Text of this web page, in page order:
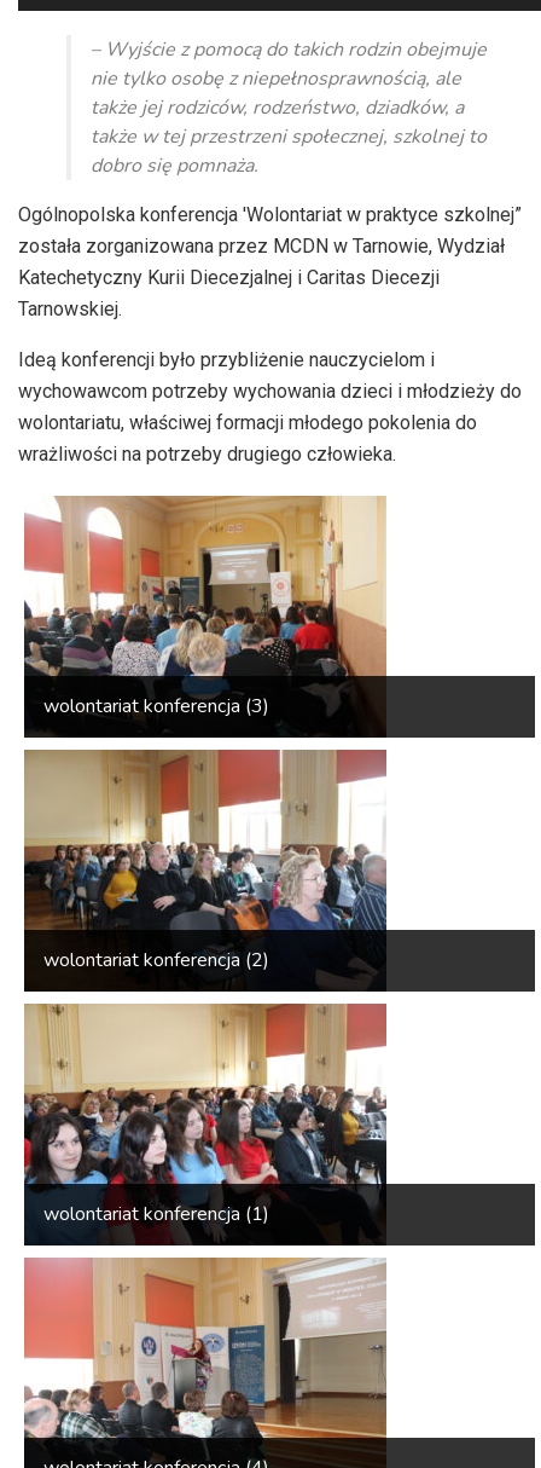
plików
dźwiękowych– Wyjście z pomocą do takich rodzin obejmuje
nie tylko osobę z niepełnosprawnością, ale
także jej rodziców, rodzeństwo, dziadków, a
także w tej przestrzeni społecznej, szkolnej to
dobro się pomnaża.
Ogólnopolska konferencja 'Wolontariat w praktyce szkolnej”
została zorganizowana przez MCDN w Tarnowie, Wydział
Katechetyczny Kurii Diecezjalnej i Caritas Diecezji
Tarnowskiej.
Ideą konferencji było przybliżenie nauczycielom i
wychowawcom potrzeby wychowania dzieci i młodzieży do
wolontariatu, właściwej formacji młodego pokolenia do
wrażliwości na potrzeby drugiego człowieka.
wolontariat konferencja (3)
wolontariat konferencja (2)
wolontariat konferencja (1)